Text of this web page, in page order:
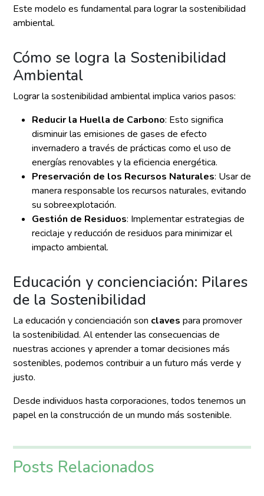
Este modelo es fundamental para lograr la sostenibilidad
ambiental.
Cómo se logra la Sostenibilidad
Ambiental
Lograr la sostenibilidad ambiental implica varios pasos:
Reducir la Huella de Carbono: Esto significa
disminuir las emisiones de gases de efecto
invernadero a través de prácticas como el uso de
energías renovables y la eficiencia energética.
Preservación de los Recursos Naturales: Usar de
manera responsable los recursos naturales, evitando
su sobreexplotación.
Gestión de Residuos: Implementar estrategias de
reciclaje y reducción de residuos para minimizar el
impacto ambiental.
Educación y concienciación: Pilares
de la Sostenibilidad
La educación y concienciación son claves para promover
la sostenibilidad. Al entender las consecuencias de
nuestras acciones y aprender a tomar decisiones más
sostenibles, podemos contribuir a un futuro más verde y
justo.
Desde individuos hasta corporaciones, todos tenemos un
papel en la construcción de un mundo más sostenible.
Posts Relacionados